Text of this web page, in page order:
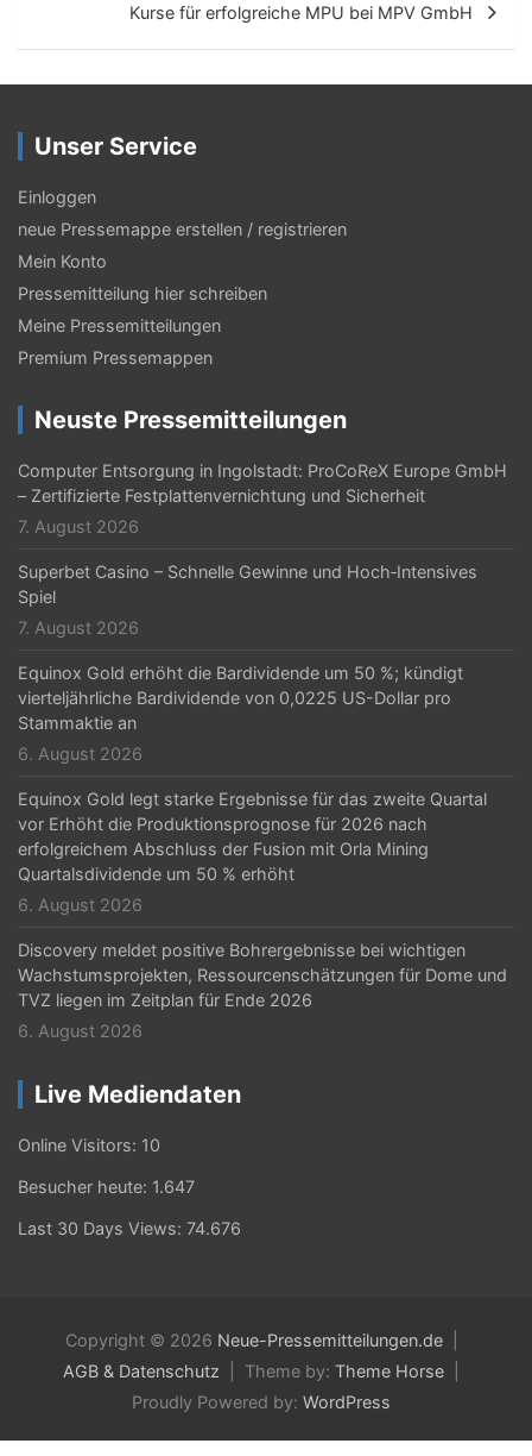
t
r
a
g
s
-
N
a
v
i
g
a
t
i
o
Kurse für erfolgreiche MPU bei MPV GmbH
Unser Service
Einloggen
neue Pressemappe erstellen / registrieren
Mein Konto
Pressemitteilung hier schreiben
Meine Pressemitteilungen
Premium Pressemappen
Neuste Pressemitteilungen
Computer Entsorgung in Ingolstadt: ProCoReX Europe GmbH
– Zertifizierte Festplattenvernichtung und Sicherheit
7. August 2026
Superbet Casino – Schnelle Gewinne und Hoch‑Intensives
Spiel
7. August 2026
Equinox Gold erhöht die Bardividende um 50 %; kündigt
vierteljährliche Bardividende von 0,0225 US-Dollar pro
Stammaktie an
6. August 2026
Equinox Gold legt starke Ergebnisse für das zweite Quartal
vor Erhöht die Produktionsprognose für 2026 nach
erfolgreichem Abschluss der Fusion mit Orla Mining
Quartalsdividende um 50 % erhöht
6. August 2026
Discovery meldet positive Bohrergebnisse bei wichtigen
Wachstumsprojekten, Ressourcenschätzungen für Dome und
TVZ liegen im Zeitplan für Ende 2026
6. August 2026
Live Mediendaten
Online Visitors: 10
Besucher heute: 1.647
Last 30 Days Views: 74.676
Copyright © 2026 Neue-Pressemitteilungen.de
AGB & Datenschutz
Theme by: Theme Horse
Proudly Powered by: WordPress